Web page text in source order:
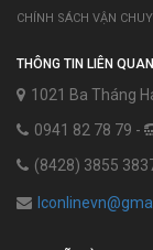
CHÍNH SÁCH VẬN
THÔNG TIN LIÊN QUAN
1021 Ba Tháng
0941 82 78 79 -
(8428) 3855